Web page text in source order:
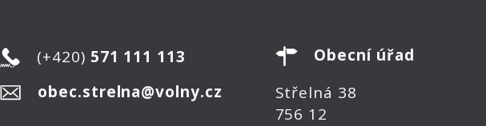
(+420) 571 111 113
obec.strelna@volny.cz
Obecní úřad
Střelná 38
756 12